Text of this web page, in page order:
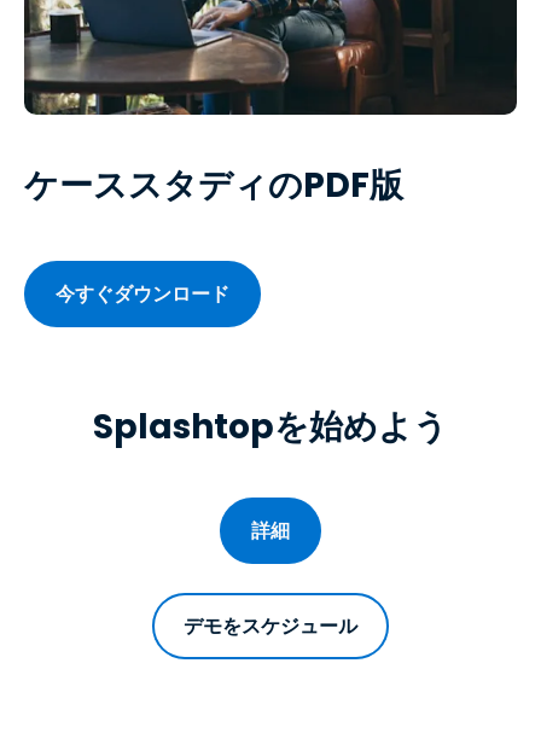
ケーススタディのPDF版
今すぐダウンロード
Splashtopを始めよう
詳細
デモをスケジュール